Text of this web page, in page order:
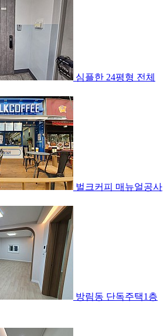
심플한 24평형 전체
벌크커피 매뉴얼공사
방림동 단독주택1층